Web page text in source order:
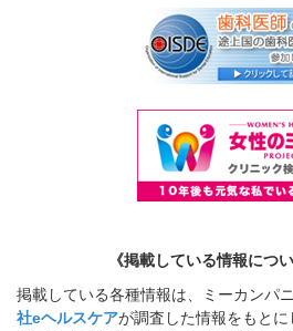
《掲載している情報につ
掲載している各種情報は、ミーカンパ
社eヘルスケアが調査した情報をもと